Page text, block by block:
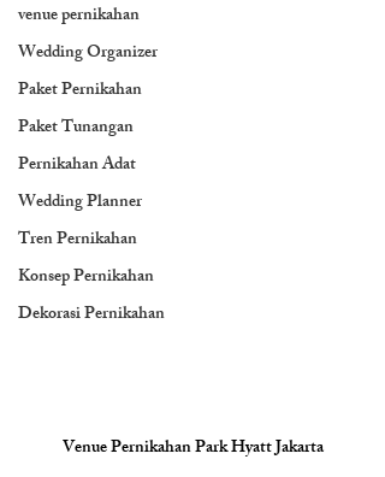
venue pernikahan
Wedding Organizer
Paket Pernikahan
Paket Tunangan
Pernikahan Adat
Wedding Planner
Tren Pernikahan
Konsep Pernikahan
Dekorasi Pernikahan
Venue Pernikahan Park Hyatt Jakarta